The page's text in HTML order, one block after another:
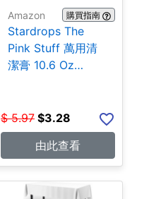
Amazon 購買指南
Stardrops The
Pink Stuff 萬用清
潔膏 10.6 Oz
$ 5.97 $3.28
由此查看